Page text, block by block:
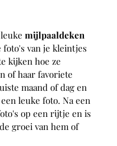
mijlpaaldeken
foto's van je kleintjes
kijken hoe ze
of haar favoriete
maand of dag en
leuke foto. Na een
op een rijtje en is
groei van hem of